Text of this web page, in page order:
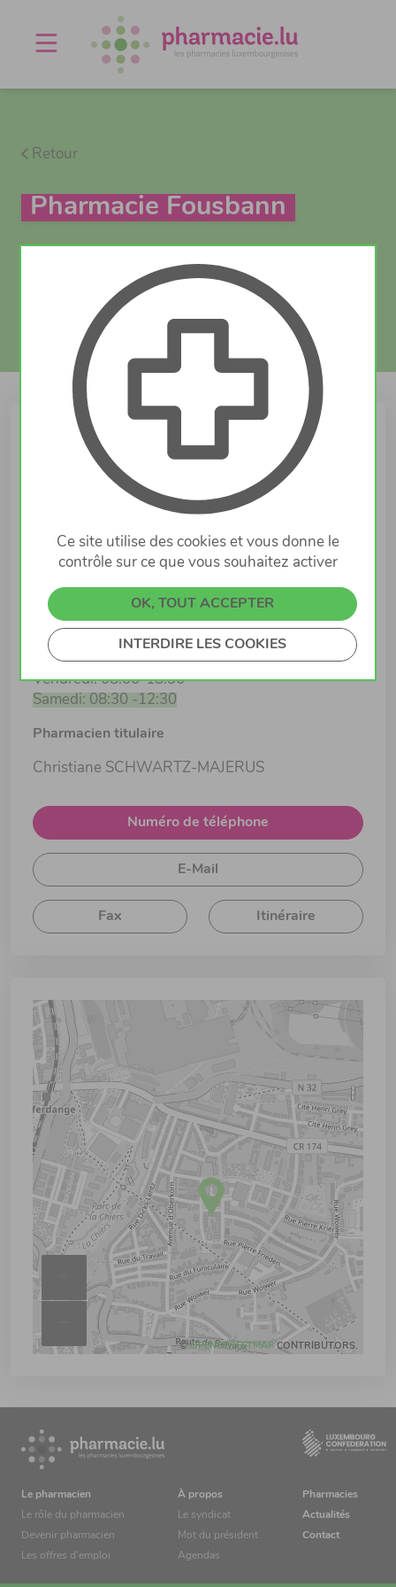
Retour
Pharmacie Fousbann
Actuellement fermé
Agenda
À propos
2A, rue Batty Weber
Horaires d'ouverture
Lundi: 08:00-18:30
Mardi: 08:00-18:30
Mercredi: 08:00-18:30
Jeudi: 08:00-18:30
Vendredi: 08:00-18:30
Samedi: 08:30 -12:30
Pharmacien titulaire
Christiane SCHWARTZ-MAJERUS
Numéro de téléphone
E-Mail
Fax Itinéraire
©OPENSTREETMAP CONTRIBUTORS.
Le pharmacien
Le rôle du pharmacien
Devenir pharmacien
Les offres d’emploi
À propos
Le syndicat
Mot du président
Agendas
Pharmacies
Actualités
Contact
Ce site utilise des cookies et vous donne le
contrôle sur ce que vous souhaitez activer
OK, TOUT ACCEPTER
INTERDIRE LES COOKIES